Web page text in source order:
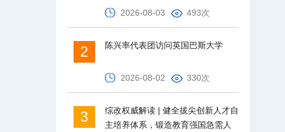
2026-08-03
493次
2 陈兴率代表团访问英国巴斯大学
2026-08-02 330次
3
综改权威解读 | 健全拔尖创新人才自
主培养体系，锻造教育强国急需人